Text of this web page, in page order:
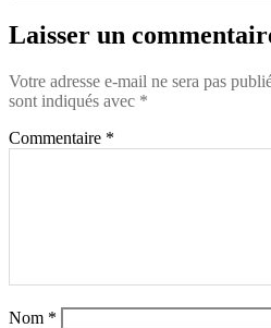
Laisser un
Votre adresse e-mail ne sera pas
sont indiqués avec *
Commentaire *
Nom *